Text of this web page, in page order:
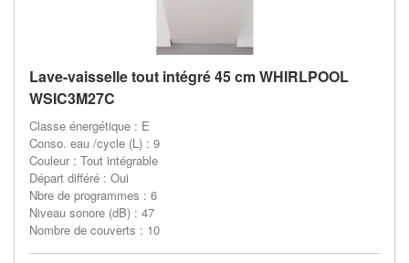
Lave-vaisselle tout intégré 45 cm WHIRLPOOL
WSIC3M27C
Classe énergétique : E
Conso. eau /cycle (L) : 9
Couleur : Tout intégrable
Départ différé : Oui
Nbre de programmes : 6
Niveau sonore (dB) : 47
Nombre de couverts : 10